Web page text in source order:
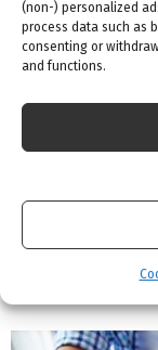
(non-) personalized
process data such as
consenting or
and functions.